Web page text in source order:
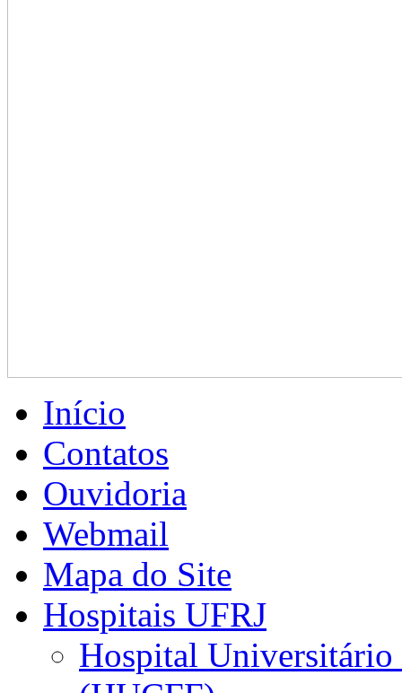
Início
Contatos
Ouvidoria
Webmail
Mapa do Site
Hospitais UFRJ
Hospital